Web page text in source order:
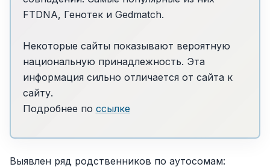
FTDNA, Генотек и Gedmatch.
Некоторые сайты показывают вероятную
национальную принадлежность. Эта
информация сильно отличается от сайта к
сайту.
Подробнее по ссылке
Выявлен ряд родственников по аутосомам: